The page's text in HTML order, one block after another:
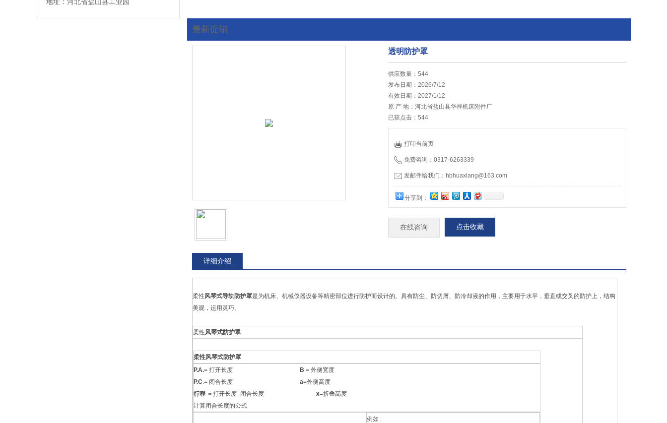
最新促销
透明防护罩
供应数量：544
发布日期：2026/7/12
有效日期：2027/1/12
原 产 地：河北省盐山县华祥机床附件厂
已获点击：544
打印当前页
免费咨询：0317-6263339
发邮件给我们：hbhuaxiang@163.com
分享到：
在线咨询 点击收藏
详细介绍
柔性风琴式导轨防护罩是为机床、机械仪器设备等精密部位进行防护而设计的。具有防尘、防切屑、防冷却液的作用，主要用于水平，垂直或交叉的防护上，结构
美观，运用灵巧。
柔性风琴式防护罩
柔性风琴式防护罩
P.A.= 打开长度 B = 外侧宽度
P.C.= 闭合长度 a=外侧高度
行程 ＝打开长度 -闭合长度 x=折叠高度
计算闭合长度的公式
例如 :